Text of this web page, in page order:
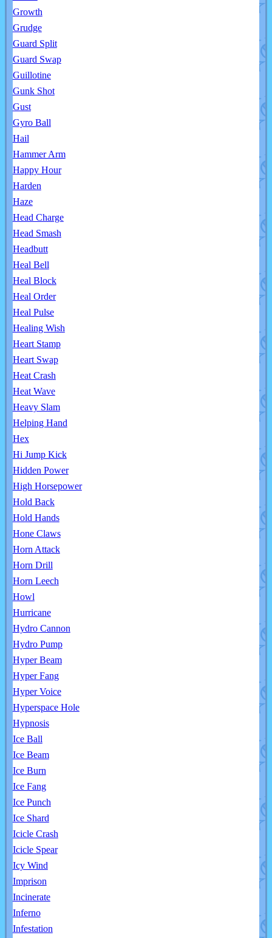
Growth
Grudge
Guard Split
Guard Swap
Guillotine
Gunk Shot
Gust
Gyro Ball
Hail
Hammer Arm
Happy Hour
Harden
Haze
Head Charge
Head Smash
Headbutt
Heal Bell
Heal Block
Heal Order
Heal Pulse
Healing Wish
Heart Stamp
Heart Swap
Heat Crash
Heat Wave
Heavy Slam
Helping Hand
Hex
Hi Jump Kick
Hidden Power
High Horsepower
Hold Back
Hold Hands
Hone Claws
Horn Attack
Horn Drill
Horn Leech
Howl
Hurricane
Hydro Cannon
Hydro Pump
Hyper Beam
Hyper Fang
Hyper Voice
Hyperspace Hole
Hypnosis
Ice Ball
Ice Beam
Ice Burn
Ice Fang
Ice Punch
Ice Shard
Icicle Crash
Icicle Spear
Icy Wind
Imprison
Incinerate
Inferno
Infestation